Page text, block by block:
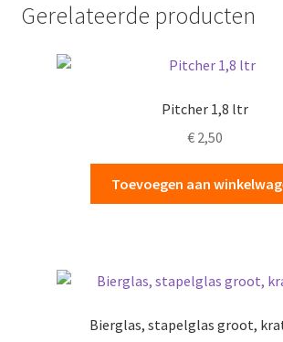
Gerelateerde producten
Pitcher 1,8 ltr
€2,50
Toevoegen aan
Bierglas, stapelglas groot,